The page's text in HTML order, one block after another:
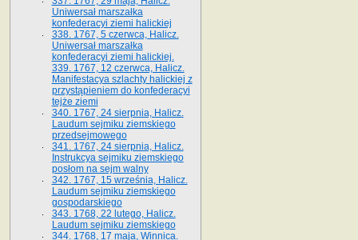
Uniwersał marszałka
konfederacyi ziemi halickiej
338. 1767, 5 czerwca, Halicz.
Uniwersał marszałka
konfederacyi ziemi halickiej.
339. 1767, 12 czerwca, Halicz.
Manifestacya szlachty halickiej z
przystąpieniem do konfederacyi
tejże ziemi
340. 1767, 24 sierpnia, Halicz.
Laudum sejmiku ziemskiego
przedsejmowego
341. 1767, 24 sierpnia, Halicz.
Instrukcya sejmiku ziemskiego
posłom na sejm walny
342. 1767, 15 września, Halicz.
Laudum sejmiku ziemskiego
gospodarskiego
343. 1768, 22 lutego, Halicz.
Laudum sejmiku ziemskiego
344. 1768, 17 maja, Winnica.